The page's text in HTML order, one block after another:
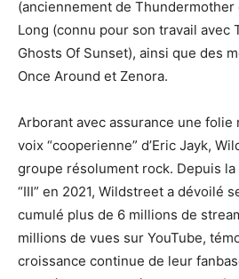
(anciennement de Thundermother
Long (connu pour son travail avec
Ghosts Of Sunset), ainsi que des
Once Around et Zenora.
Arborant avec assurance une
voix “cooperienne” d’Eric Jayk,
groupe résolument rock. Depuis
“III” en 2021, Wildstreet a dévoilé
cumulé plus de 6 millions de
millions de vues sur YouTube,
croissance continue de leur